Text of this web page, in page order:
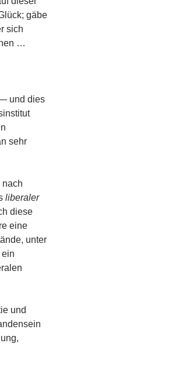
gäbe
sich
…
und dies
sehr
nach
liberaler
diese
eine
unter
und